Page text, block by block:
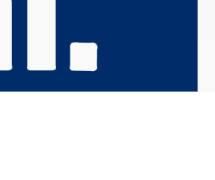
réglementations. Personnalisez